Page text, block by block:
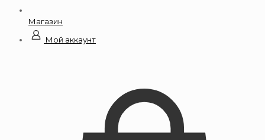
Магазин
Мой аккаунт